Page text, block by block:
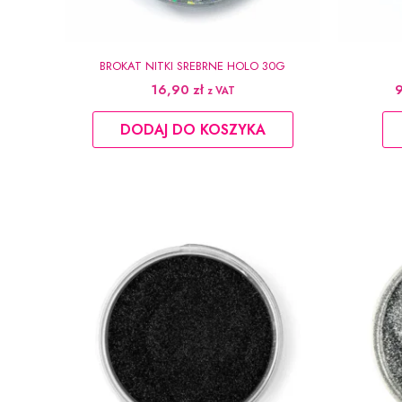
BROKAT NITKI SREBRNE HOLO 30G
16,90 zł z VAT
DODAJ DO KOSZYKA